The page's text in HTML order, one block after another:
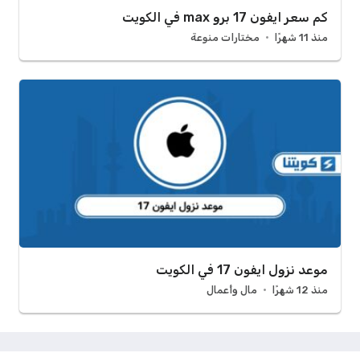
كم سعر ايفون 17 برو max في الكويت
منذ 11 شهرًا مختارات منوعة
موعد نزول ايفون 17 في الكويت
منذ 12 شهرًا مال وأعمال